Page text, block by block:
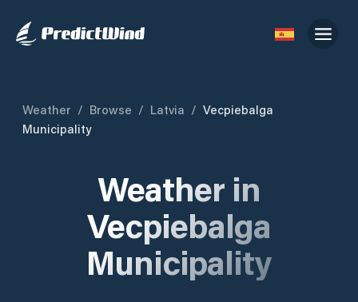
Weather / Browse / Latvia / Vecpiebalga
Municipality
Weather in
Vecpiebalga
Municipality